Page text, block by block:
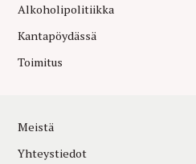
Alkoholipolitiikka
Kantapöydässä
Toimitus
Meistä
Yhteystiedot